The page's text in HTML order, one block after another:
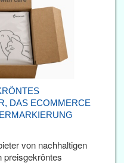
DAS ECOMMERCE
von nachhaltigen
preisgekröntes